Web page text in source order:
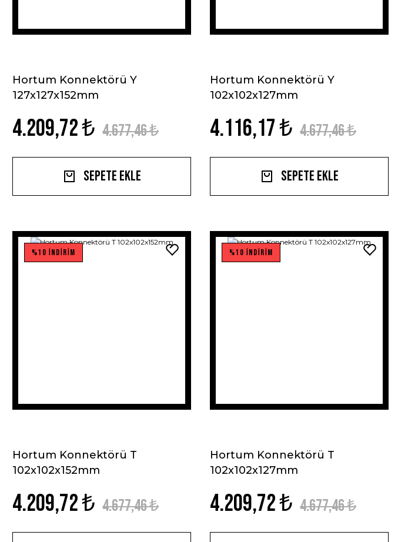
Hortum Konnektörü Y
127x127x152mm
4.209,72 ₺ 4.677,46 ₺
Sepete Ekle
Hortum Konnektörü Y
102x102x127mm
4.116,17 ₺ 4.677,46 ₺
Sepete Ekle
%10 İNDİRİM
Hortum Konnektörü T
102x102x152mm
4.209,72 ₺ 4.677,46 ₺
%10 İNDİRİM
Hortum Konnektörü T
102x102x127mm
4.209,72 ₺ 4.677,46 ₺